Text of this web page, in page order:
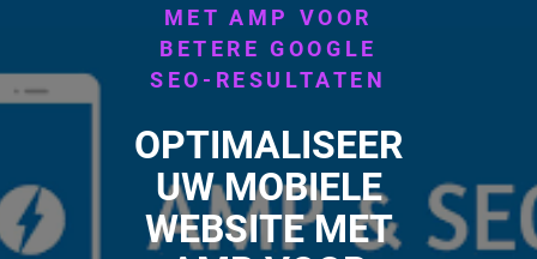
MET AMP VOOR
BETERE GOOGLE
SEO-RESULTATEN
OPTIMALISEER
UW MOBIELE
WEBSITE MET